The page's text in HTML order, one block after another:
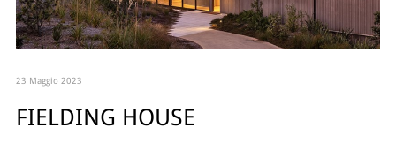
23 Maggio 2023
FIELDING HOUSE